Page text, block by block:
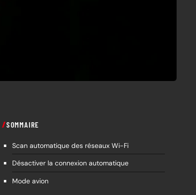
SOMMAIRE
Scan automatique des réseaux Wi-Fi
Désactiver la connexion automatique
Mode avion